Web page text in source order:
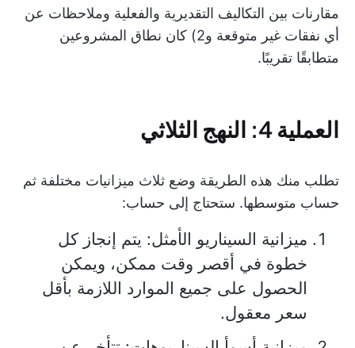
مقارنات بين التكاليف التقديرية والفعلية وملاحظات عن
أي نفقات غير متوقعة و2) كان نطاق المشروعين
متطابقًا تقريبًا.
العملية 4: النهج الثلاثي
تطلب منك هذه الطريقة وضع ثلاث ميزانيات مختلفة ثم
حساب متوسطها. ستحتاج إلى حساب:
ميزانية السيناريو الأمثل: يتم إنجاز كل
خطوة في أقصر وقت ممكن، ويمكن
الحصول على جميع الموارد اللازمة بأقل
سعر معقول.